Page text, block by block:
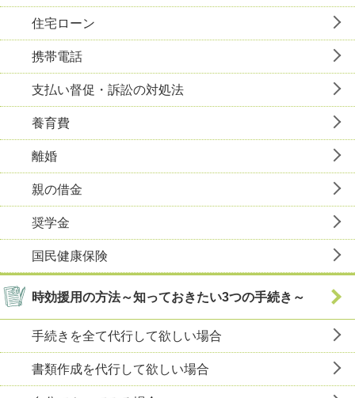
住宅ローン
携帯電話
支払い督促・訴訟の対処法
養育費
離婚
親の借金
奨学金
国民健康保険
時効援用の方法～知っておきたい3つの手続き～
手続きを全て代行して欲しい場合
書類作成を代行して欲しい場合